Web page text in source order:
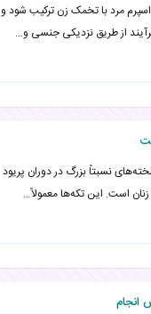
مرد با تخمک زن ترکیب شود و
از طریق نزدیکی جنسی و…
نسبتاً بزرگ در دوران پریود
است. این تکه‌ها معمولاً…
انجام